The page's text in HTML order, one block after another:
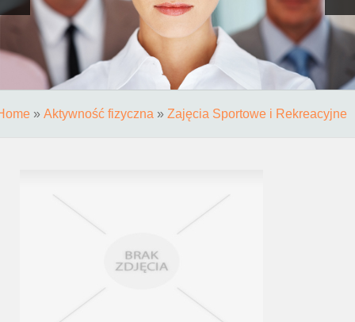
» Aktywność fizyczna » Zajęcia Sportowe i Rekreacyjne